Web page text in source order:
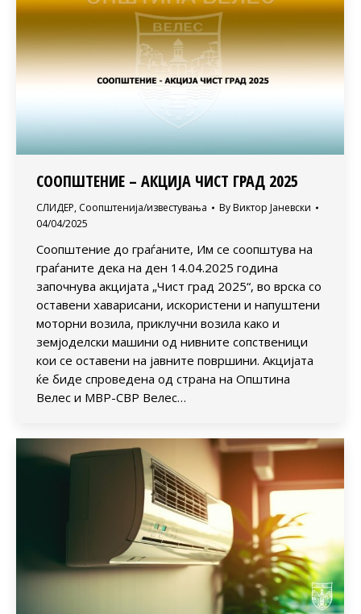
СООПШТЕНИЕ – АКЦИЈА ЧИСТ ГРАД 2025
СЛИДЕР, Соопштенија/известувања By Виктор Јаневски
04/04/2025
Соопштение до граѓаните, Им се соопштува на
граѓаните дека на ден 14.04.2025 година
започнува акцијата „Чист град 2025“, во врска со
оставени хаварисани, искористени и напуштени
моторни возила, приклучни возила како и
земјоделски машини од нивните сопственици
кои се оставени на јавните површини. Акцијата
ќе биде спроведена од страна на Општина
Велес и МВР-СВР Велес…